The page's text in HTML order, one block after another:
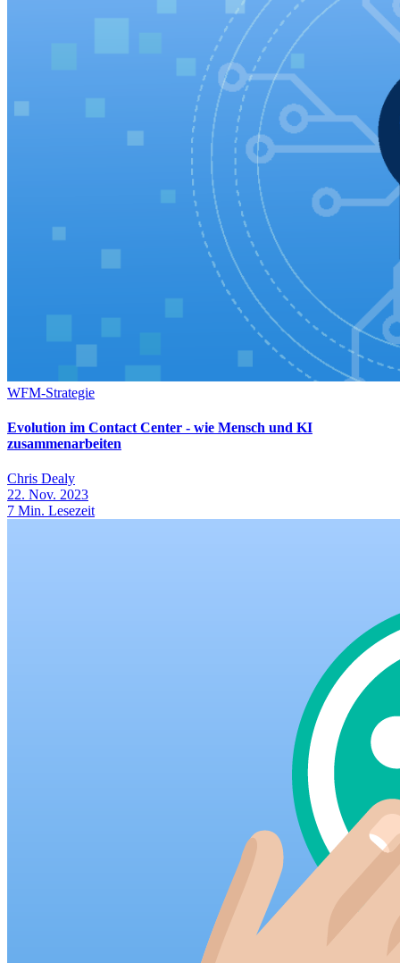
WFM-Strategie
Evolution im Contact Center - wie Mensch und KI
zusammenarbeiten
Chris Dealy
22. Nov. 2023
7 Min. Lesezeit